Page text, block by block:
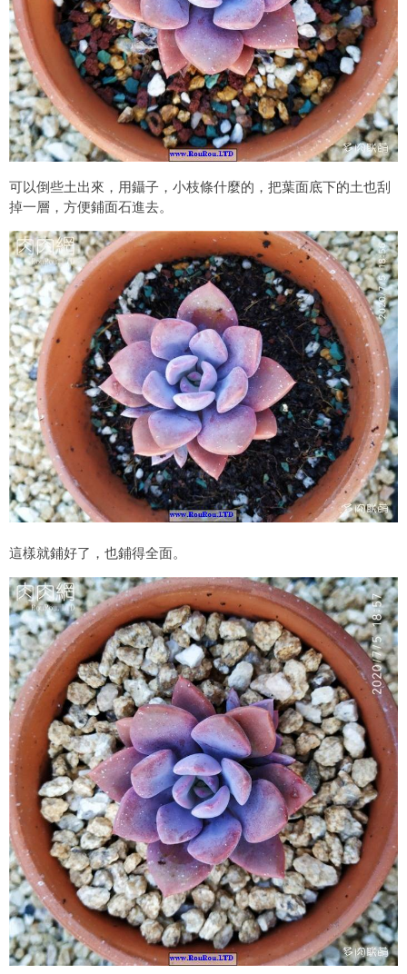
可以倒些土出來，用鑷子，小枝條什麼的，把葉面底下的土也刮
掉一層，方便鋪面石進去。
這樣就鋪好了，也鋪得全面。